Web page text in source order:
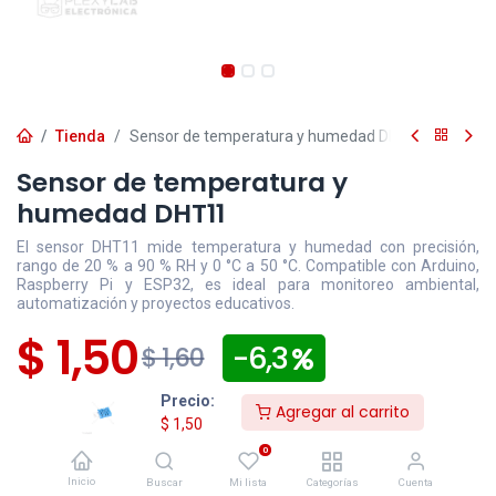
Precio:
$ 1,50
Agregar al carrito
Inicio Buscar
0
Mi lista Categorías Cuenta
Tienda Sensor de temperatura y humedad DHT11
Sensor de temperatura y
humedad DHT11
El sensor DHT11 mide temperatura y humedad con precisión,
rango de 20 % a 90 % RH y 0 °C a 50 °C. Compatible con Arduino,
Raspberry Pi y ESP32, es ideal para monitoreo ambiental,
automatización y proyectos educativos.
$ 1,50$1,60 - 6,3
Disponible Efectivo/Transferencia
Incluye IVA
Precio exclusivo sitio web
Los pedidosconfirmadosdespués de las 16:30 para